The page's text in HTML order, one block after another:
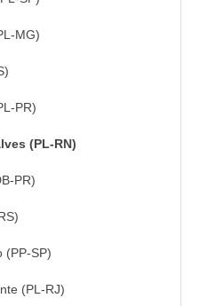
MG)
PR)
(PL-RN)
PR)
(PP-SP)
(PL-RJ)